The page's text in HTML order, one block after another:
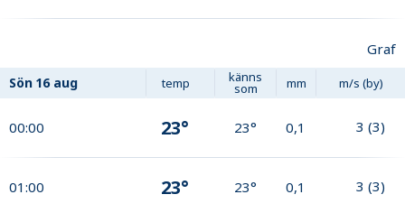
Graf
Sön 16 aug temp känns
som mm m/s (by)
00:00 23° 23° 0,1 3 (3)
01:00 23° 23° 0,1 3 (3)